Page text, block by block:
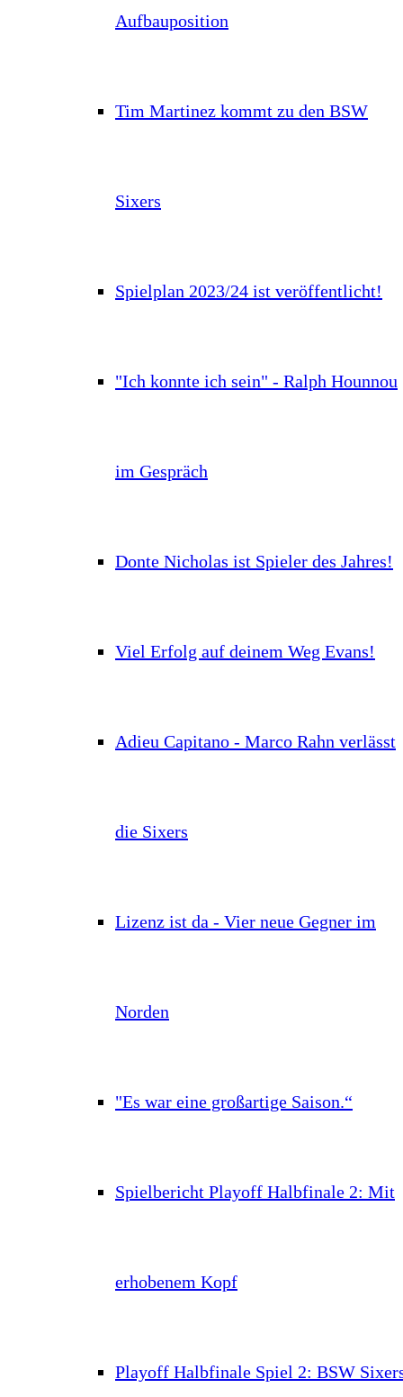
Aufbauposition
Tim Martinez kommt zu den BSW
Sixers
Spielplan 2023/24 ist veröffentlicht!
"Ich konnte ich sein" - Ralph Hounnou
im Gespräch
Donte Nicholas ist Spieler des Jahres!
Viel Erfolg auf deinem Weg Evans!
Adieu Capitano - Marco Rahn verlässt
die Sixers
Lizenz ist da - Vier neue Gegner im
Norden
"Es war eine großartige Saison.“
Spielbericht Playoff Halbfinale 2: Mit
erhobenem Kopf
Playoff Halbfinale Spiel 2: BSW